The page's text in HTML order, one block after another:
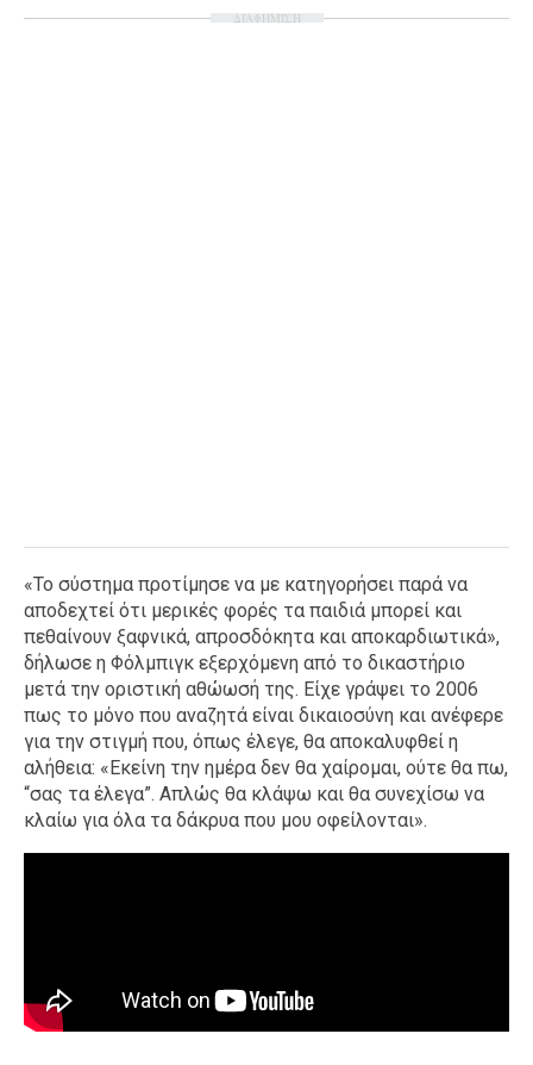
ΔΙΑΦΗΜΙΣΗ
«Το σύστημα προτίμησε να με κατηγορήσει παρά να
αποδεχτεί ότι μερικές φορές τα παιδιά μπορεί και
πεθαίνουν ξαφνικά, απροσδόκητα και αποκαρδιωτικά»,
δήλωσε η Φόλμπιγκ εξερχόμενη από το δικαστήριο
μετά την οριστική αθώωσή της. Είχε γράψει το 2006
πως το μόνο που αναζητά είναι δικαιοσύνη και ανέφερε
για την στιγμή που, όπως έλεγε, θα αποκαλυφθεί η
αλήθεια: «Εκείνη την ημέρα δεν θα χαίρομαι, ούτε θα πω,
“σας τα έλεγα”. Απλώς θα κλάψω και θα συνεχίσω να
κλαίω για όλα τα δάκρυα που μου οφείλονται».